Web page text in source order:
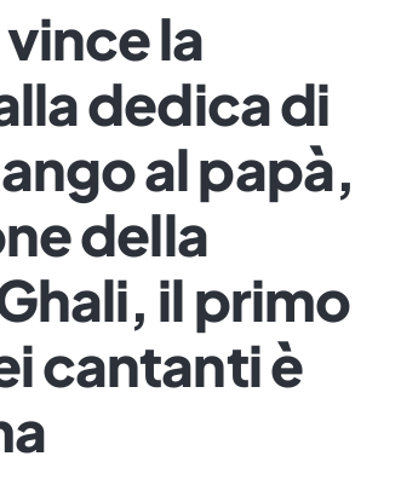
la
dedica di
al papà,
della
il primo
cantanti è